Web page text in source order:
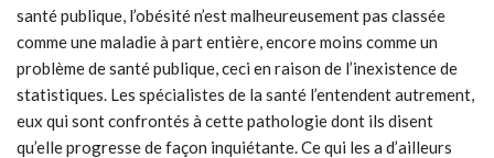
santé publique, l’obésité n’est malheureusement pas classée
comme une maladie à part entière, encore moins comme un
problème de santé publique, ceci en raison de l’inexistence de
statistiques. Les spécialistes de la santé l’entendent autrement,
eux qui sont confrontés à cette pathologie dont ils disent
qu’elle progresse de façon inquiétante. Ce qui les a d’ailleurs